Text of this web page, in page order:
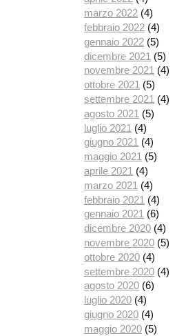
marzo 2022 (4)
febbraio 2022 (4)
gennaio 2022 (5)
dicembre 2021 (5)
novembre 2021 (4)
ottobre 2021 (5)
settembre 2021 (4)
agosto 2021 (5)
luglio 2021 (4)
giugno 2021 (4)
maggio 2021 (5)
aprile 2021 (4)
marzo 2021 (4)
febbraio 2021 (4)
gennaio 2021 (6)
dicembre 2020 (4)
novembre 2020 (5)
ottobre 2020 (4)
settembre 2020 (4)
agosto 2020 (6)
luglio 2020 (4)
giugno 2020 (4)
maggio 2020 (5)